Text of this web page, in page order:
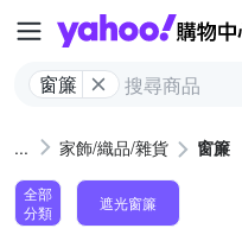
窗簾
家飾/織品/雜貨 窗簾
全部
分類
遮光窗簾